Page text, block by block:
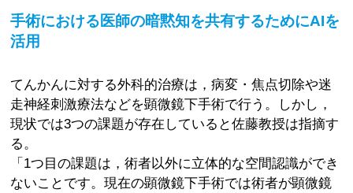
手術における医師の暗黙知を共有するためにAIを
活用
てんかんに対する外科的治療は，病変・焦点切除や迷
走神経刺激療法などを顕微鏡下手術で行う。しかし，
現状では3つの課題が存在していると佐藤教授は指摘す
る。
「1つ目の課題は，術者以外に立体的な空間認識ができ
ないことです。現在の顕微鏡下手術では術者が顕微鏡